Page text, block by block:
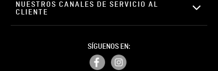
NUESTROS CANALES DE SERVICIO AL
CLIENTE
SÍGUENOS EN: